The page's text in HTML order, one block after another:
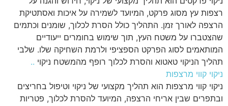
רצפות עץ מסוג פרקט, המיועד לשמירה על איכות ואסתטיקת
הרצפה לאורך זמן. התהליך כולל הסרת לכלוך, שומנים וכתמים
שהצטברו על משטח העץ, תוך שימוש בחומרים ייעודיים
המותאמים לסוג הפרקט הספציפי ולרמת השחיקה שלו. שלבי
תהליך הניקוי טאטוא והסרת לכלוך רופף מהמשטח ניקוי ..
ניקוי קווי מרצפות
ניקוי קווי מרצפות הוא תהליך מקצועי של ניקוי וטיפול בחריצים
ובתפרים שבין אריחי הרצפה, המיועד להסרת לכלוך, פטריות